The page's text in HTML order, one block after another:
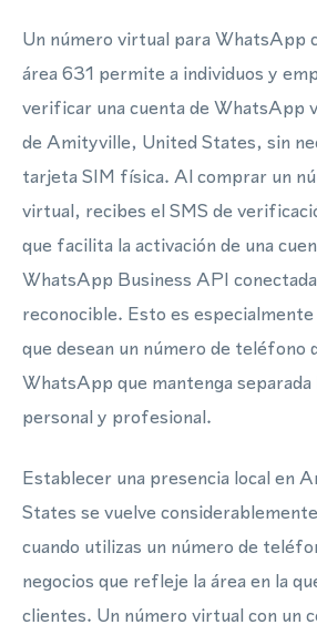
Un número virtual para WhatsApp
área 631 permite a individuos y
verificar una cuenta de WhatsApp
de Amityville, United States, sin
tarjeta SIM física. Al comprar un
virtual, recibes el SMS de
que facilita la activación de una
WhatsApp Business API
reconocible. Esto es
que desean un número de teléfono
WhatsApp que mantenga separada
personal y profesional.
Establecer una presencia local en
States se vuelve
cuando utilizas un número de
negocios que refleje la área en la
clientes. Un número virtual con un